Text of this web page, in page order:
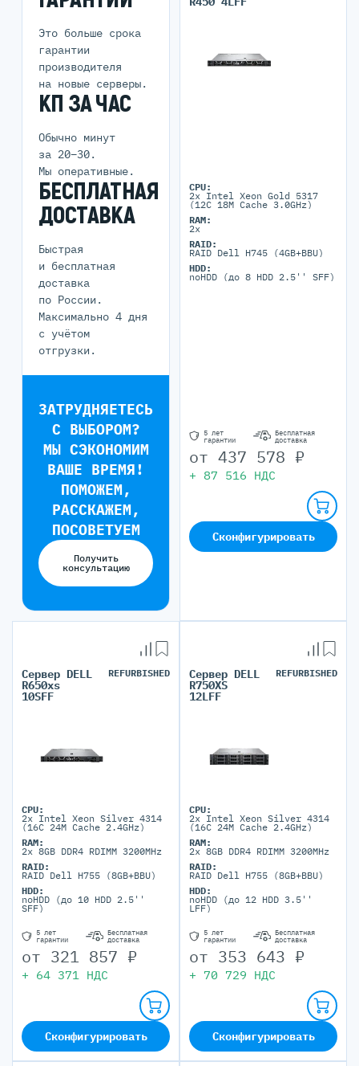
Это больше срока
гарантии
производителя
на новые серверы.
КП ЗА ЧАС
Обычно минут
за 20–30.
Мы оперативные.
БЕСПЛАТНАЯ
ДОСТАВКА
Быстрая
и бесплатная
доставка
по России.
Максимально 4 дня
с учётом
отгрузки.
ЗАТРУДНЯЕТЕСЬ
С ВЫБОРОМ?
МЫ СЭКОНОМИМ
ВАШЕ ВРЕМЯ!
ПОМОЖЕМ,
РАССКАЖЕМ,
ПОСОВЕТУЕМ
Получить
консультацию
CPU:
2x Intel Xeon Gold 5317
(12C 18M Cache 3.0GHz)
RAM:
2x
RAID:
RAID Dell H745 (4GB+BBU)
HDD:
noHDD (до 8 HDD 2.5'' SFF)
5 лет
гарантии
Бесплатная
доставка
от 437 578 ₽
+ 87 516 НДС
Сконфигурировать
Сервер DELL
R650xs
10SFF
REFURBISHED
CPU:
2x Intel Xeon Silver 4314
(16C 24M Cache 2.4GHz)
RAM:
2x 8GB DDR4 RDIMM 3200MHz
RAID:
RAID Dell H755 (8GB+BBU)
HDD:
noHDD (до 10 HDD 2.5''
SFF)
5 лет
гарантии
Бесплатная
доставка
от 321 857 ₽
+ 64 371 НДС
Сконфигурировать
Сервер DELL
R750XS
12LFF
REFURBISHED
CPU:
2x Intel Xeon Silver 4314
(16C 24M Cache 2.4GHz)
RAM:
2x 8GB DDR4 RDIMM 3200MHz
RAID:
RAID Dell H755 (8GB+BBU)
HDD:
noHDD (до 12 HDD 3.5''
LFF)
5 лет
гарантии
Бесплатная
доставка
от 353 643 ₽
+ 70 729 НДС
Сконфигурировать